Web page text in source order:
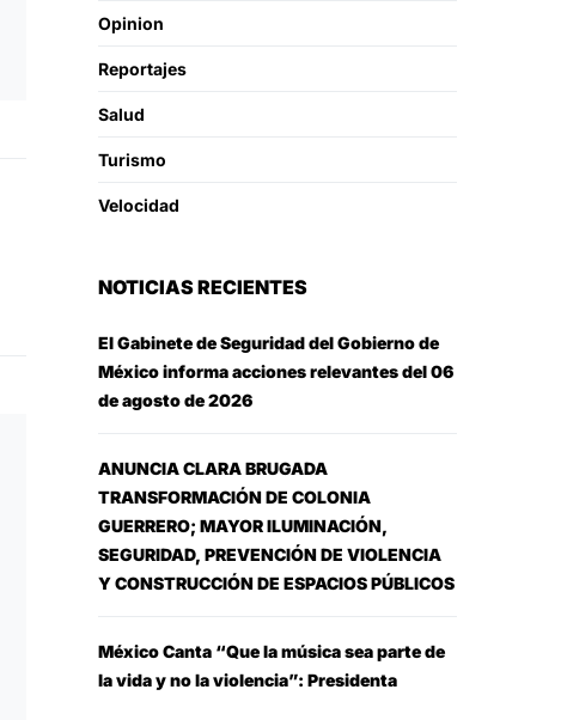
Opinion
Reportajes
Salud
Turismo
Velocidad
NOTICIAS RECIENTES
El Gabinete de Seguridad del Gobierno de
México informa acciones relevantes del 06
de agosto de 2026
ANUNCIA CLARA BRUGADA
TRANSFORMACIÓN DE COLONIA
GUERRERO; MAYOR ILUMINACIÓN,
SEGURIDAD, PREVENCIÓN DE VIOLENCIA
Y CONSTRUCCIÓN DE ESPACIOS PÚBLICOS
México Canta “Que la música sea parte de
la vida y no la violencia”: Presidenta